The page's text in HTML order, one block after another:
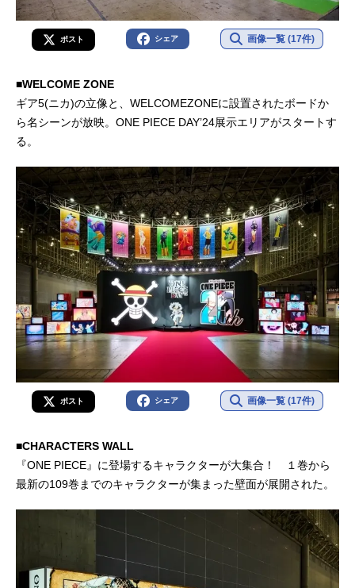
ポスト シェア 画像一覧 (17件)
■WELCOME ZONE
ギア5(ニカ)の立像と、WELCOMEZONEに設置されたボードか
ら名シーンが放映。ONE PIECE DAY’24展示エリアがスタートす
る。
ポスト シェア 画像一覧 (17件)
■CHARACTERS WALL
『ONE PIECE』に登場するキャラクターが大集合！ １巻から
最新の109巻までのキャラクターが集まった壁面が展開された。